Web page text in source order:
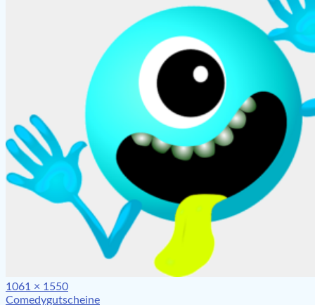
Full
size
1061 × 1550
Comedygutscheine